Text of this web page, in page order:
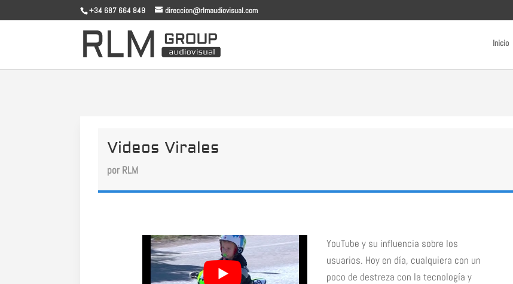
+34 687 664 849 direccion@rlmaudiovisual.com
Inicio
Videos Virales
porRLM
YouTube y su influencia sobre los
usuarios. Hoy en día, cualquiera con un
poco de destreza con la tecnología y